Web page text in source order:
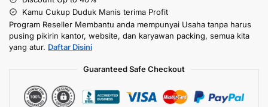
Kamu Cukup Duduk Manis terima Profit
Program Reseller Membantu anda mempunyai Usaha tanpa harus
pusing pikirin kantor, website, dan karyawan packing, semua kita
yang atur. Daftar Disini
Guaranteed Safe Checkout